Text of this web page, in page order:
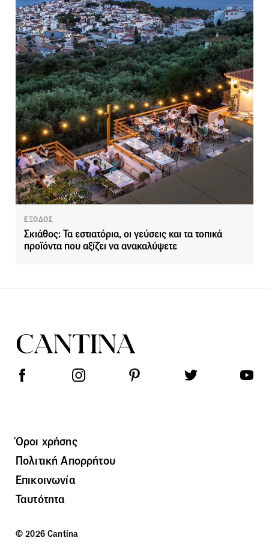
ΕΞΟΔΟΣ
Σκιάθος: Τα εστιατόρια, οι γεύσεις και τα τοπικά
προϊόντα που αξίζει να ανακαλύψετε
Όροι χρήσης
Πολιτική Απορρήτου
Επικοινωνία
Ταυτότητα
© 2026 Cantina